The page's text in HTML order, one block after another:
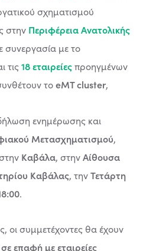
σχηματισμού
στην Περιφέρεια Ανατολικής
συνεργασία με το
τις18 εταιρείεςπροηγμένων
τοeMT cluster,
ενημέρωσης και
Μετασχηματισμού,
Καβάλα, στηνΑίθουσα
Καβάλας, τηνΤετάρτη
.
οι συμμετέχοντες θα έχουν
επαφή με εταιρείες